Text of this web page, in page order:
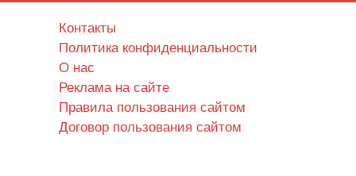
Контакты
Политика конфиденциальности
О нас
Реклама на сайте
Правила пользования сайтом
Договор пользования сайтом